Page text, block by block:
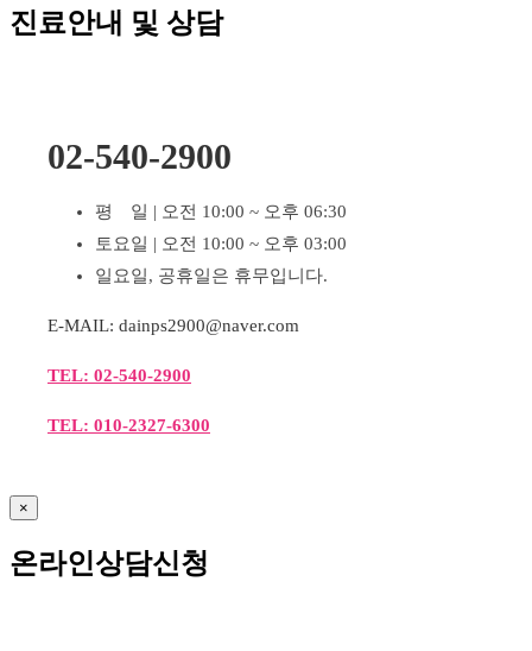
진료안내 및 상담
02-540-2900
평 일 | 오전 10:00 ~ 오후 06:30
토요일 | 오전 10:00 ~ 오후 03:00
일요일, 공휴일은 휴무입니다.
E-MAIL: dainps2900@naver.com
TEL: 02-540-2900
TEL: 010-2327-6300
×
온라인상담신청